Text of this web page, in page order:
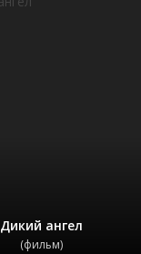
Дикий ангел
(фильм)